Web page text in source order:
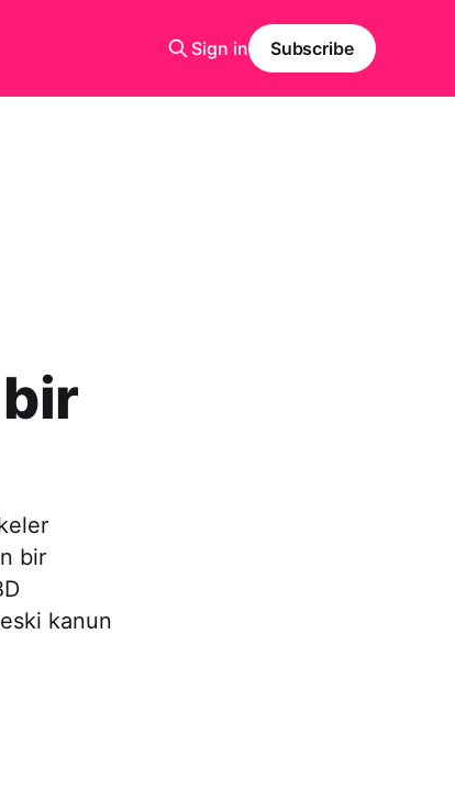
Sign in Subscribe
bir
kanun